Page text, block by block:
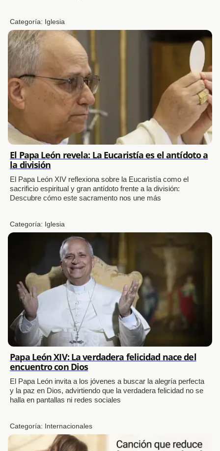
Categoría: Iglesia
El Papa León revela: La Eucaristía es el antídoto a
la división
El Papa León XIV reflexiona sobre la Eucaristía como el
sacrificio espiritual y gran antídoto frente a la división:
Descubre cómo este sacramento nos une más
Categoría: Iglesia
Papa León XIV: La verdadera felicidad nace del
encuentro con Dios
El Papa León invita a los jóvenes a buscar la alegría perfecta
y la paz en Dios, advirtiendo que la verdadera felicidad no se
halla en pantallas ni redes sociales
Categoría: Internacionales